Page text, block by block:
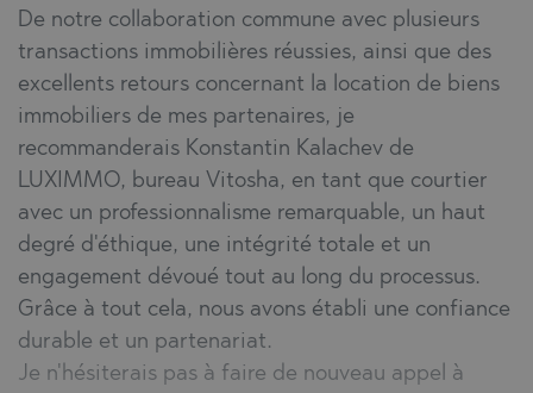
De notre collaboration commune avec plusieurs
transactions immobilières réussies, ainsi que des
excellents retours concernant la location de biens
immobiliers de mes partenaires, je
recommanderais Konstantin Kalachev de
LUXIMMO, bureau Vitosha, en tant que courtier
avec un professionnalisme remarquable, un haut
degré d'éthique, une intégrité totale et un
engagement dévoué tout au long du processus.
Grâce à tout cela, nous avons établi une confiance
durable et un partenariat.
Je n'hésiterais pas à faire de nouveau appel à